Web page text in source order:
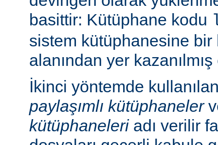
basittir: Kütüphane kodu
sistem kütüphanesine
alanından yer kazanılmış
İkinci yöntemde
paylaşımlı kütüphaneler
kütüphaneleriadı verilir